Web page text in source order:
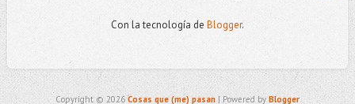
Con la tecnología de Blogger.
Copyright © 2026Cosas que (me) pasan | Powered byBlogger